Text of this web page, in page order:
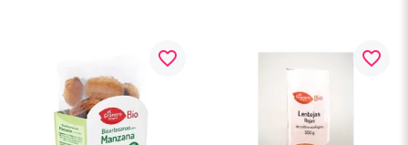
favorite_border favorite_border